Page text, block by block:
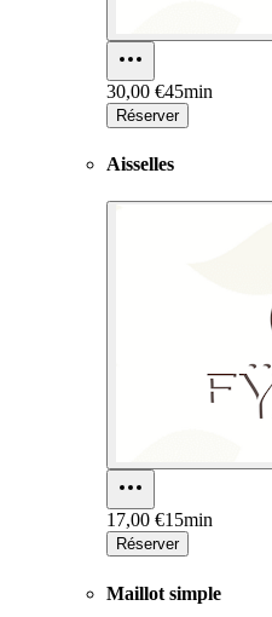
30,00 €45min
Réserver
Aisselles
17,00 €15min
Réserver
Maillot simple